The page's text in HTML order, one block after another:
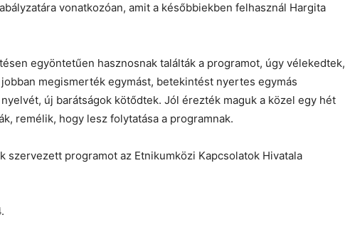
vonatkozóan, amit a későbbiekben felhasznál Hargita
egyöntetűen hasznosnak találták a programot, úgy vélekedtek,
megismerték egymást, betekintést nyertes egymás
új barátságok kötődtek. Jól érezték maguk a közel egy hét
remélik, hogy lesz folytatása a programnak.
szervezett programot az Etnikumközi Kapcsolatok Hivatala